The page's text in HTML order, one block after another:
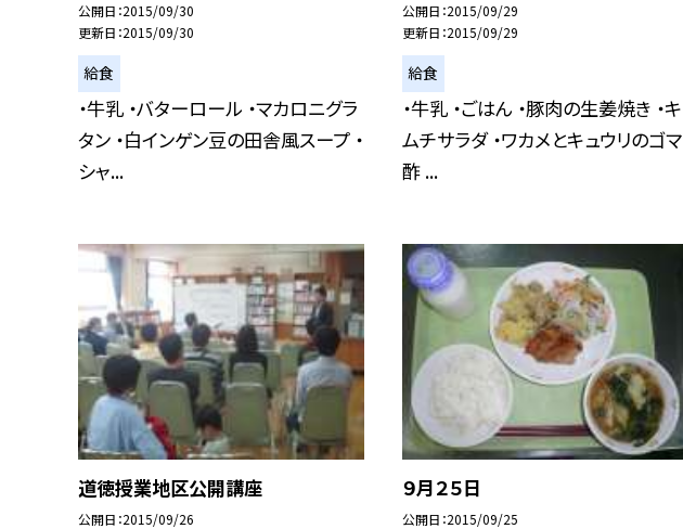
公開日 2015/09/30
更新日 2015/09/30
給食
・牛乳 ・バターロール ・マカロニグラ
タン ・白インゲン豆の田舎風スープ ・
シャ...
公開日 2015/09/29
更新日 2015/09/29
給食
・牛乳 ・ごはん ・豚肉の生姜焼き ・キ
ムチサラダ ・ワカメとキュウリのゴマ
酢 ...
道徳授業地区公開講座
公開日 2015/09/26
９月２５日
公開日 2015/09/25